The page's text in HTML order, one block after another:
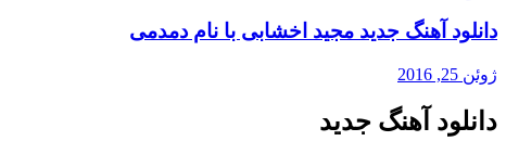
دانلود آهنگ جدید مجید اخشابی با نام دمدمی
ژوئن 25, 2016
دانلود آهنگ جدید